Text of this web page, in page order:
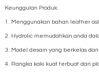
Keunggulan Produk:
1. Menggunakan bahan leather
2. Hydrolic memudahkan anda
3. Model desain yang berkelas
4. Rangka kaki kuat terbuat dari